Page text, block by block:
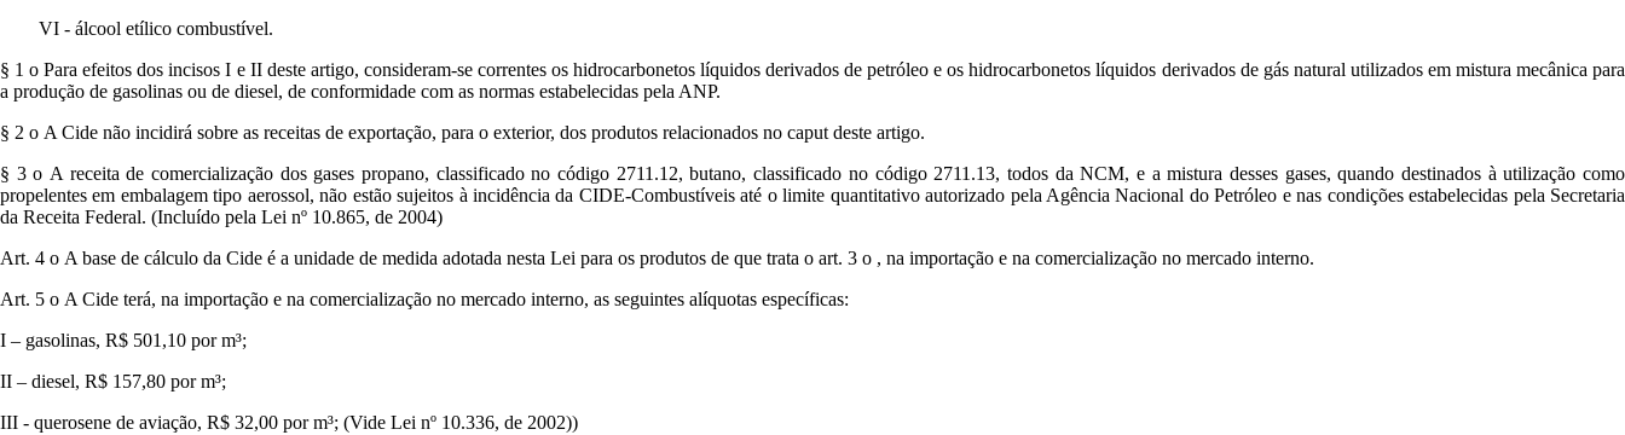
VI - álcool etílico combustível.
§ 1 o Para efeitos dos incisos I e II deste artigo, consideram-se correntes os hidrocarbonetos líquidos derivados de petróleo e os hidrocarbonetos líquidos derivados de gás natural utilizados em mistura mecânica para
a produção de gasolinas ou de diesel, de conformidade com as normas estabelecidas pela ANP.
§ 2 o A Cide não incidirá sobre as receitas de exportação, para o exterior, dos produtos relacionados no caput deste artigo.
§ 3 o A receita de comercialização dos gases propano, classificado no código 2711.12, butano, classificado no código 2711.13, todos da NCM, e a mistura desses gases, quando destinados à utilização como
propelentes em embalagem tipo aerossol, não estão sujeitos à incidência da CIDE-Combustíveis até o limite quantitativo autorizado pela Agência Nacional do Petróleo e nas condições estabelecidas pela Secretaria
da Receita Federal. (Incluído pela Lei nº 10.865, de 2004)
Art. 4 o A base de cálculo da Cide é a unidade de medida adotada nesta Lei para os produtos de que trata o art. 3 o , na importação e na comercialização no mercado interno.
Art. 5 o A Cide terá, na importação e na comercialização no mercado interno, as seguintes alíquotas específicas:
I – gasolinas, R$ 501,10 por m³;
II – diesel, R$ 157,80 por m³;
III - querosene de aviação, R$ 32,00 por m³; (Vide Lei nº 10.336, de 2002))